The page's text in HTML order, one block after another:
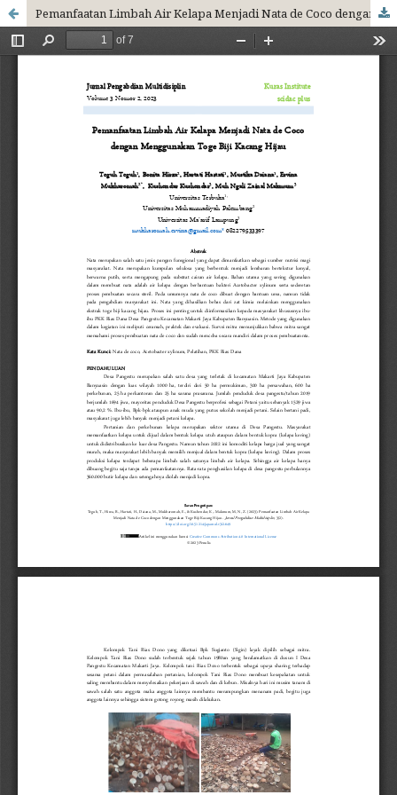
Pemanfaatan Limbah Air Kelapa Menjadi Nata de Coco dengan Menggunakan Toge Biji Kacang Hijau